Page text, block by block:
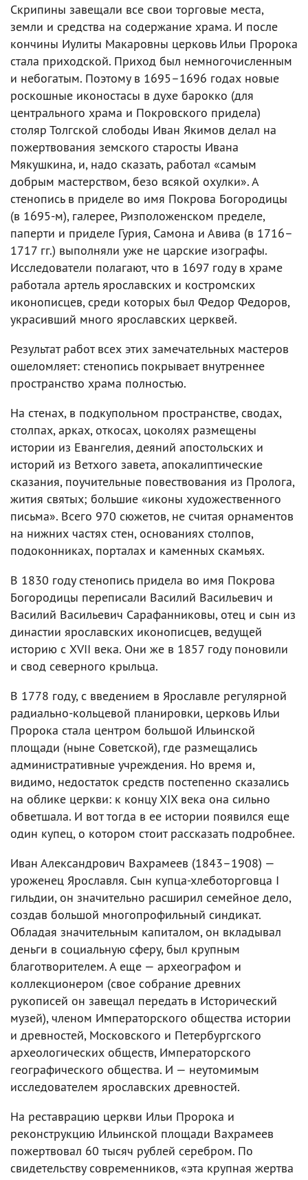
Скрипины завещали все свои торговые места,
земли и средства на содержание храма. И после
кончины Иулиты Макаровны церковь Ильи Пророка
стала приходской. Приход был немногочисленным
и небогатым. Поэтому в 1695–1696 годах новые
роскошные иконостасы в духе барокко (для
центрального храма и Покровского придела)
столяр Толгской слободы Иван Якимов делал на
пожертвования земского старосты Ивана
Мякушкина, и, надо сказать, работал «самым
добрым мастерством, безо всякой охулки». А
стенопись в приделе во имя Покрова Богородицы
(в 1695-м), галерее, Ризположенском пределе,
паперти и приделе Гурия, Самона и Авива (в 1716–
1717 гг.) выполняли уже не царские изографы.
Исследователи полагают, что в 1697 году в храме
работала артель ярославских и костромских
иконописцев, среди которых был Федор Федоров,
украсивший много ярославских церквей.
Результат работ всех этих замечательных мастеров
ошеломляет: стенопись покрывает внутреннее
пространство храма полностью.
На стенах, в подкупольном пространстве, сводах,
столпах, арках, откосах, цоколях размещены
истории из Евангелия, деяний апостольских и
историй из Ветхого завета, апокалиптические
сказания, поучительные повествования из Пролога,
жития святых; большие «иконы художественного
письма». Всего 970 сюжетов, не считая орнаментов
на нижних частях стен, основаниях столпов,
подоконниках, порталах и каменных скамьях.
В 1830 году стенопись придела во имя Покрова
Богородицы переписали Василий Васильевич и
Василий Васильевич Сарафанниковы, отец и сын из
династии ярославских иконописцев, ведущей
историю с XVII века. Они же в 1857 году поновили
и свод северного крыльца.
В 1778 году, с введением в Ярославле регулярной
радиально-кольцевой планировки, церковь Ильи
Пророка стала центром большой Ильинской
площади (ныне Советской), где размещались
административные учреждения. Но время и,
видимо, недостаток средств постепенно сказались
на облике церкви: к концу XIX века она сильно
обветшала. И вот тогда в ее истории появился еще
один купец, о котором стоит рассказать подробнее.
Иван Александрович Вахрамеев (1843–1908) —
уроженец Ярославля. Сын купца-хлеботорговца I
гильдии, он значительно расширил семейное дело,
создав большой многопрофильный синдикат.
Обладая значительным капиталом, он вкладывал
деньги в социальную сферу, был крупным
благотворителем. А еще — археографом и
коллекционером (свое собрание древних
рукописей он завещал передать в Исторический
музей), членом Императорского общества истории
и древностей, Московского и Петербургского
археологических обществ, Императорского
географического общества. И — неутомимым
исследователем ярославских древностей.
На реставрацию церкви Ильи Пророка и
реконструкцию Ильинской площади Вахрамеев
пожертвовал 60 тысяч рублей серебром. По
свидетельству современников, «эта крупная жертва